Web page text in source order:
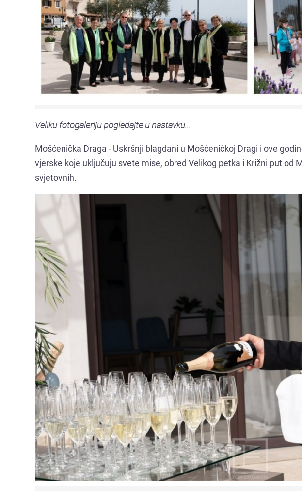
Veliku fotogaleriju pogledajte u nastavku...
Mošćenička Draga - Uskršnji blagdani u Mošćeničkoj Dragi i ove
vjerske koje uključuju svete mise, obred Velikog petka i Križni put od
svjetovnih.